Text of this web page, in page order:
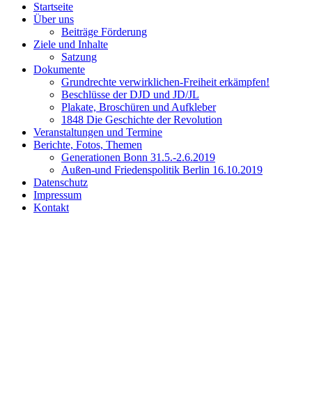
Startseite
Über uns
Beiträge Förderung
Ziele und Inhalte
Satzung
Dokumente
Grundrechte verwirklichen-Freiheit erkämpfen!
Beschlüsse der DJD und JD/JL
Plakate, Broschüren und Aufkleber
1848 Die Geschichte der Revolution
Veranstaltungen und Termine
Berichte, Fotos, Themen
Generationen Bonn 31.5.-2.6.2019
Außen-und Friedenspolitik Berlin 16.10.2019
Datenschutz
Impressum
Kontakt